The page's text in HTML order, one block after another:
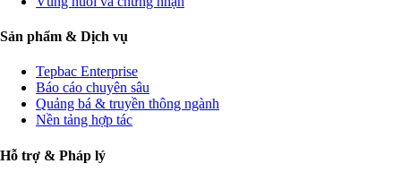
Sản phẩm & Dịch vụ
Tepbac Enterprise
Báo cáo chuyên sâu
Quảng bá & truyền thông ngành
Nền tảng hợp tác
Hỗ trợ & Pháp lý